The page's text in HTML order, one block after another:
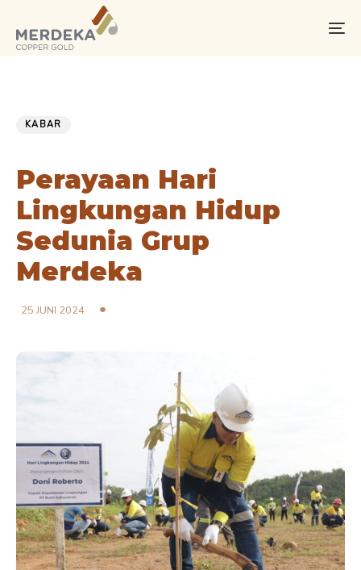
links
primary
KABAR
Perayaan Hari
Lingkungan Hidup
Sedunia Grup
Merdeka
25 JUNI 2024